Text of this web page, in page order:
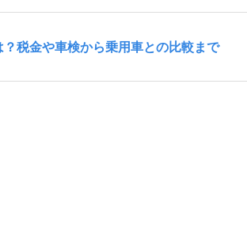
税金や車検から乗用車との比較まで